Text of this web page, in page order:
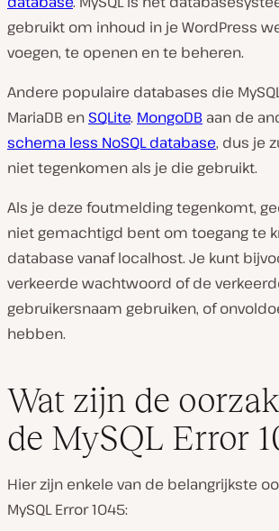
gebruikt om inhoud in je WordPress
voegen, te openen en te beheren.
Andere populaire databases die
MariaDB en SQLite. MongoDB aan de
schema less NoSQL database, dus je
niet tegenkomen als je die gebruikt.
Als je deze foutmelding tegenkomt,
niet gemachtigd bent om toegang te
database vanaf localhost. Je kunt
verkeerde wachtwoord of de
gebruikersnaam gebruiken, of
hebben.
Wat zijn de
de MySQL Error
Hier zijn enkele van de belangrijkste
MySQL Error 1045: